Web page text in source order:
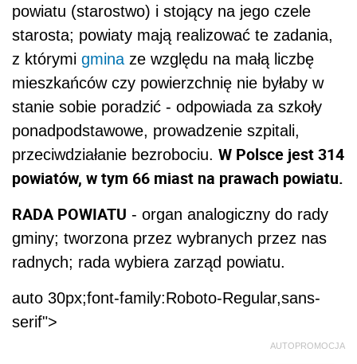
powiatu (starostwo) i stojący na jego czele
starosta; powiaty mają realizować te zadania,
z którymi gmina ze względu na małą liczbę
mieszkańców czy powierzchnię nie byłaby w
stanie sobie poradzić - odpowiada za szkoły
ponadpodstawowe, prowadzenie szpitali,
przeciwdziałanie bezrobociu. W Polsce jest 314
powiatów, w tym 66 miast na prawach powiatu.
RADA POWIATU - organ analogiczny do rady
gminy; tworzona przez wybranych przez nas
radnych; rada wybiera zarząd powiatu.
auto 30px;font-family:Roboto-Regular,sans-
serif">
AUTOPROMOCJA